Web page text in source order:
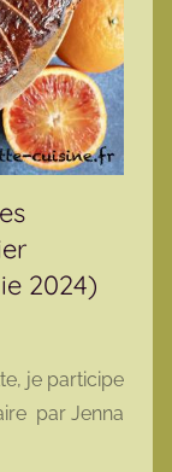
2024)
je participe
par Jenna